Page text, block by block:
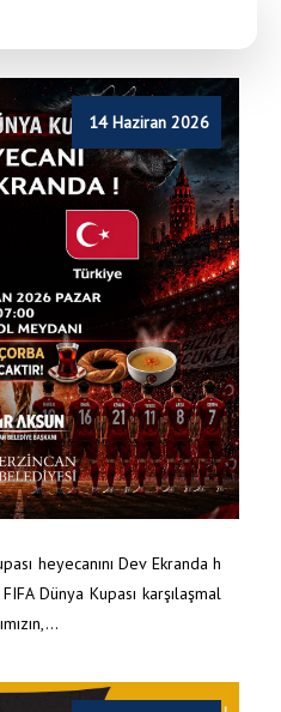
14 Haziran 2026
heyecanını Dev Ekranda h
Dünya Kupası karşılaşmal